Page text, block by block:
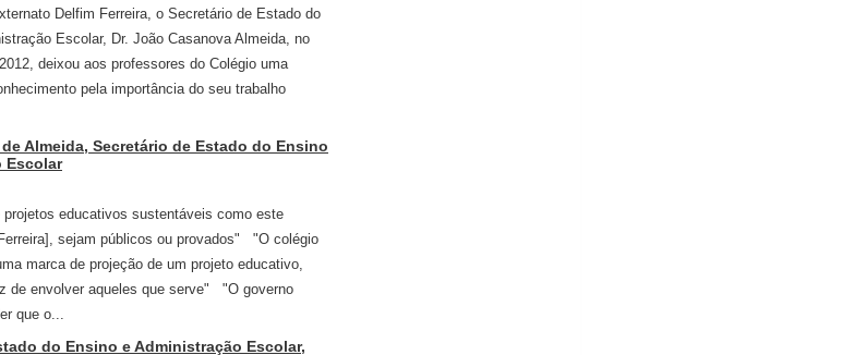
Delfim Ferreira, o Secretário de Estado do
Escolar, Dr. João Casanova Almeida, no
deixou aos professores do Colégio uma
pela importância do seu trabalho
Almeida, Secretário de Estado do Ensino
Escolar
educativos sustentáveis como este
sejam públicos ou provados" "O colégio
marca de projeção de um projeto educativo,
de envolver aqueles que serve" "O governo
que o...
do Ensino e Administração Escolar,